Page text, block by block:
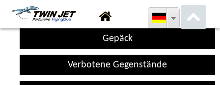
Gepäck
Verbotene Gegenstände